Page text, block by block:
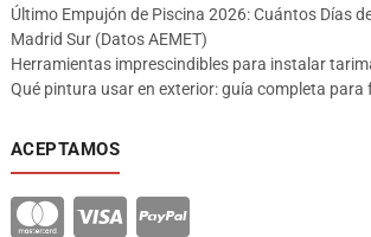
Último Empujón de Piscina 2026: Cuántos Días
Madrid Sur (Datos AEMET)
Herramientas imprescindibles para instalar
Qué pintura usar en exterior: guía completa
ACEPTAMOS